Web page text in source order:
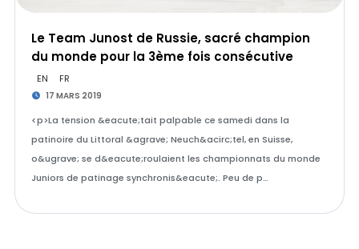
Le Team Junost de Russie, sacré champion
du monde pour la 3ème fois consécutive
EN FR
17 MARS 2019
<p>La tension &eacute;tait palpable ce samedi dans la
patinoire du Littoral &agrave; Neuch&acirc;tel, en Suisse,
o&ugrave; se d&eacute;roulaient les championnats du monde
Juniors de patinage synchronis&eacute;. Peu de p…